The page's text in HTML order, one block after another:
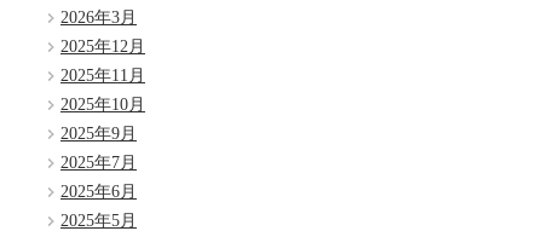
2026年3月
2025年12月
2025年11月
2025年10月
2025年9月
2025年7月
2025年6月
2025年5月